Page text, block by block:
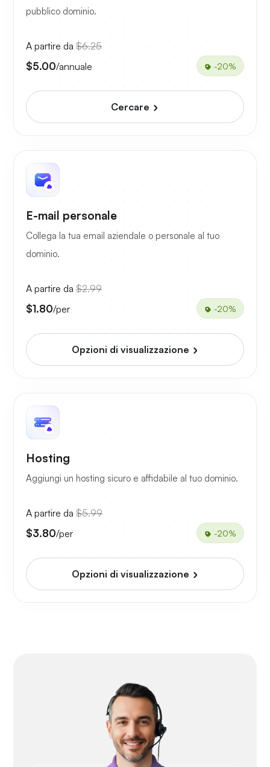
pubblico dominio.
A partire da $6.25
$5.00/annuale -20%
Cercare
E-mail personale
Collega la tua email aziendale o personale al tuo
dominio.
A partire da $2.99
$1.80/per -20%
Opzioni di visualizzazione
Hosting
Aggiungi un hosting sicuro e affidabile al tuo dominio.
A partire da $5.99
$3.80/per -20%
Opzioni di visualizzazione